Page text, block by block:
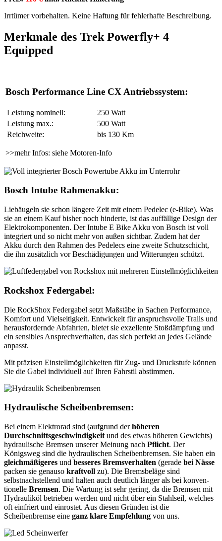
Irrtümer vorbehalten. Keine Haftung für fehlerhafte Beschreibung.
Merkmale des Trek Powerfly+ 4
Equipped
Bosch Performance Line CX Antriebssystem:
Leistung nominell:
250 Watt
Leistung max.:
500 Watt
Reichweite:
bis 130 Km
>>mehr Infos: siehe Motoren-Info
Bosch Intube Rahmenakku:
Liebäugeln sie schon längere Zeit mit einem Pedelec (e-Bike). Was
sie an einem Kauf bisher noch hinderte, ist das auffällige Design der
Elektrokomponenten. Der Intube E Bike Akku von Bosch ist voll
integriert und so nicht mehr von außen sichtbar. Zudem hat der
Akku durch den Rahmen des Pedelecs eine zweite Schutzschicht,
die ihn zusätzlich vor Beschädigungen und Witterungen schützt.
Rockshox Federgabel:
Die RockShox Federgabel setzt Maßstäbe in Sachen Performance,
Komfort und Vielseitigkeit. Entwickelt für anspruchsvolle Trails und
herausfordernde Abfahrten, bietet sie exzellente Stoßdämpfung und
ein sensibles Ansprechverhalten, das sich perfekt an jedes Gelände
anpasst.
Mit präzisen Einstellmöglichkeiten für Zug- und Druckstufe können
Sie die Gabel individuell auf Ihren Fahrstil abstimmen.
Hydraulische Scheibenbremsen:
Bei einem Elektrorad sind (aufgrund derhöheren
Durchschnittsgeschwindigkeit und des etwas höheren Gewichts)
hydraulische Bremsen unserer Meinung nach Pflicht. Der
Königsweg sind die hydraulischen Scheibenbremsen. Sie haben ein
gleichmäßigeres und besseres Bremsverhalten (gerade bei Nässe
packen sie genauso kraftvoll zu). Die Bremsbeläge sind
selbstnachstellend und halten auch deutlich länger als bei konven-
tionelle Bremsen. Die Wartung ist sehr gering, da die Bremsen mit
Hydrauliköl betrieben werden und nicht über ein Stahlseil, welches
oft einfriert und einrostet. Aus diesen Gründen ist die
Scheibenbremse eine ganz klare Empfehlung von uns.